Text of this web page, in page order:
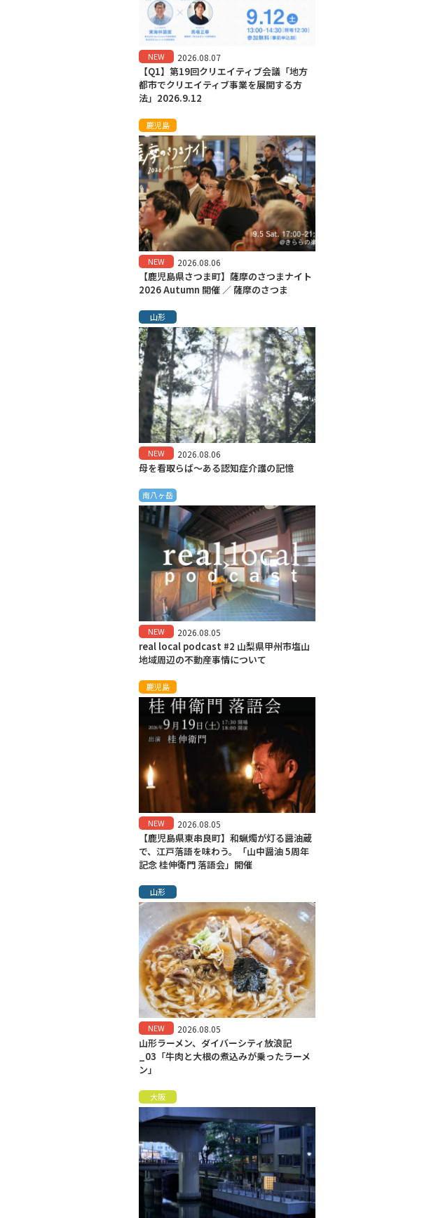
NEW 2026.08.07
【Q1】第19回クリエイティブ会議「地方
都市でクリエイティブ事業を展開する方
法」2026.9.12
鹿児島
NEW 2026.08.06
【鹿児島県さつま町】薩摩のさつまナイト
2026 Autumn 開催 ／ 薩摩のさつま
山形
NEW 2026.08.06
母を看取らば～ある認知症介護の記憶
南八ヶ岳
NEW 2026.08.05
real local podcast #2 山梨県甲州市塩山
地域周辺の不動産事情について
鹿児島
NEW 2026.08.05
【鹿児島県東串良町】和蝋燭が灯る醤油蔵
で、江戸落語を味わう。「山中醤油 5周年
記念 桂伸衛門 落語会」開催
山形
NEW 2026.08.05
山形ラーメン、ダイバーシティ放浪記
_03「牛肉と大根の煮込みが乗ったラーメ
ン」
大阪